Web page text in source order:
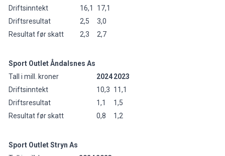
Driftsinntekt
16,1
17,1
Driftsresultat
2,5
3,0
Resultat før skatt
2,3 2,7
Sport Outlet Åndalsnes As
Tall i mill. kroner
20242023
Driftsinntekt
10,3 11,1
Driftsresultat
1,1
1,5
Resultat før skatt
0,8 1,2
Sport Outlet Stryn As